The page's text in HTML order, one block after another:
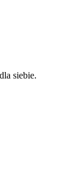
siebie.